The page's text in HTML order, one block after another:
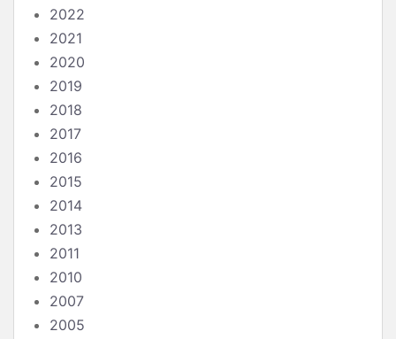
2022
2021
2020
2019
2018
2017
2016
2015
2014
2013
2011
2010
2007
2005